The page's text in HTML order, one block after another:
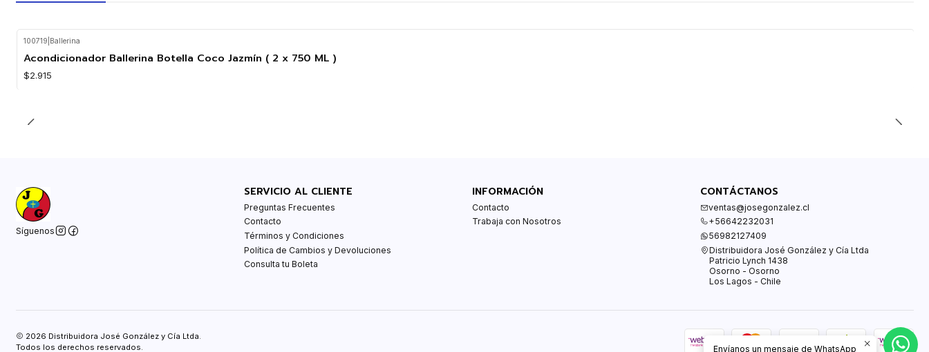
100719 Ballerina
Acondicionador Ballerina Botella Coco Jazmín ( 2 x 750 ML )
$2.915
Síguenos
SERVICIO AL CLIENTE
Preguntas Frecuentes
Contacto
Términos y Condiciones
Política de Cambios y Devoluciones
Consulta tu Boleta
INFORMACIÓN
Contacto
Trabaja con Nosotros
CONTÁCTANOS
ventas@josegonzalez.cl
+56642232031
56982127409
Distribuidora José González y Cía Ltda
Patricio Lynch 1438
Osorno - Osorno
Los Lagos - Chile
2026 Distribuidora José González y Cía Ltda.
Todos los derechos reservados.
Envíanos un mensaje de WhatsApp